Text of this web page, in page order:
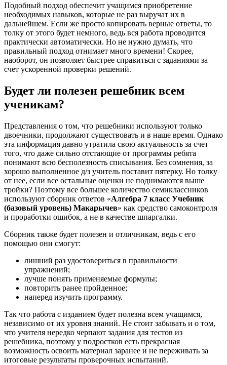
Подобный подход обеспечит учащимся приобретение
необходимых навыков, которые не раз выручат их в
дальнейшем. Если же просто копировать верные ответы, то
толку от этого будет немного, ведь вся работа проводится
практически автоматически. Но не нужно думать, что
правильный подход отнимает много времени! Скорее,
наоборот, он позволяет быстрее справиться с заданиями за
счет ускоренной проверки решений.
Будет ли полезен решебник всем
ученикам?
Представления о том, что решебники используют только
двоечники, продолжают существовать и в наше время. Однако
эта информация давно утратила свою актуальность за счет
того, что даже сильно отстающие от программы ребята
понимают всю бесполезность списывания. Без сомнения, за
хорошо выполненное д/з учитель поставит пятерку. Но толку
от нее, если все остальные оценки не поднимаются выше
тройки? Поэтому все большее количество семиклассников
используют сборник ответов «Алгебра 7 класс Учебник
(базовый уровень) Макарычев» как средство самоконтроля
и проработки ошибок, а не в качестве шпаргалки.
Сборник также будет полезен и отличникам, ведь с его
помощью они смогут:
лишний раз удостовериться в правильности
упражнений;
лучше понять применяемые формулы;
повторить ранее пройденное;
наперед изучить программу.
Так что работа с изданием будет полезна всем учащимся,
независимо от их уровня знаний. Не стоит забывать и о том,
что учителя нередко черпают задания для тестов из
решебника, поэтому у подростков есть прекрасная
возможность освоить материал заранее и не переживать за
итоговые результаты проверочных испытаний.